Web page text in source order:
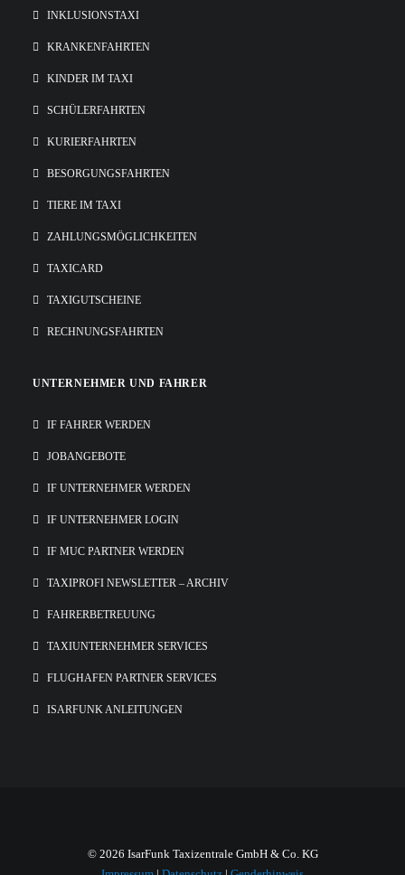
INKLUSIONSTAXI
KRANKENFAHRTEN
KINDER IM TAXI
SCHÜLERFAHRTEN
KURIERFAHRTEN
BESORGUNGSFAHRTEN
TIERE IM TAXI
ZAHLUNGSMÖGLICHKEITEN
TAXICARD
TAXIGUTSCHEINE
RECHNUNGSFAHRTEN
UNTERNEHMER UND FAHRER
IF FAHRER WERDEN
JOBANGEBOTE
IF UNTERNEHMER WERDEN
IF UNTERNEHMER LOGIN
IF MUC PARTNER WERDEN
TAXIPROFI NEWSLETTER – ARCHIV
FAHRERBETREUUNG
TAXIUNTERNEHMER SERVICES
FLUGHAFEN PARTNER SERVICES
ISARFUNK ANLEITUNGEN
© 2026 IsarFunk Taxizentrale GmbH & Co. KG